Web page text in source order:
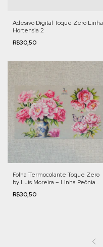
Adesivo Digital Toque Zero Linha
Hortensia 2
R$30,50
Folha Termocolante Toque Zero
by Luis Moreira – Linha Peônia
R$30,50